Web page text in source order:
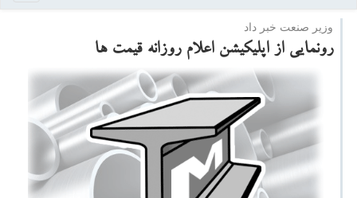
وزیر صنعت خبر داد
رونمایی از اپلیكیشن اعلام روزانه قیمت ها